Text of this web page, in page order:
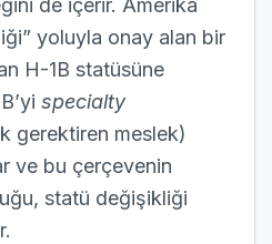
de içerir. Amerika
yoluyla onay alan bir
H-1B statüsüne
specialty
gerektiren meslek)
ve bu çerçevenin
statü değişikliği